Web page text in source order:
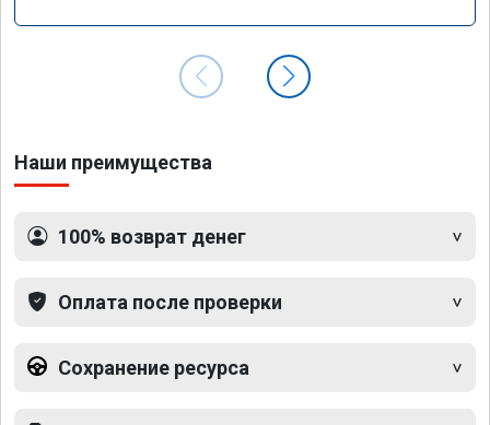
Наши преимущества
100% возврат денег
Оплата после проверки
Сохранение ресурса